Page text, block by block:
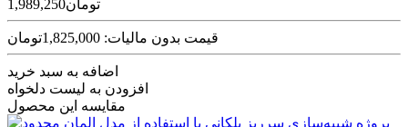
1,989,250تومان
قیمت بدون مالیات: 1,825,000تومان
اضافه به سبد خرید
افزودن به لیست دلخواه
مقایسه این محصول